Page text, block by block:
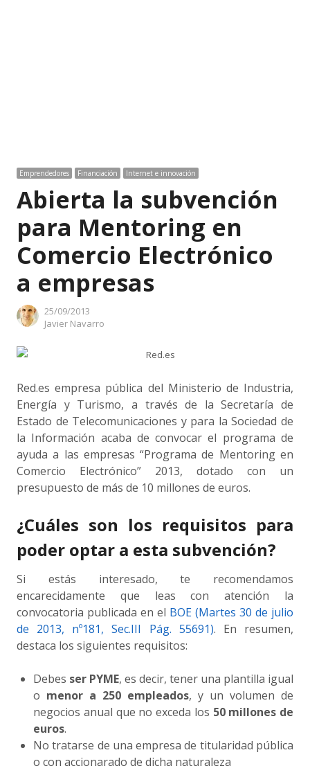
Emprendedores Financiación Internet e innovación
Abierta la subvención
para Mentoring en
Comercio Electrónico
a empresas
25/09/2013
Author
Javier Navarro
Red.es empresa pública del Ministerio de Industria,
Energía y Turismo, a través de la Secretaría de
Estado de Telecomunicaciones y para la Sociedad de
la Información acaba de convocar el programa de
ayuda a las empresas “Programa de Mentoring en
Comercio Electrónico” 2013, dotado con un
presupuesto de más de 10 millones de euros.
¿Cuáles son los requisitos para
poder optar a esta subvención?
Si estás interesado, te recomendamos
encarecidamente que leas con atención la
convocatoria publicada en el BOE (Martes 30 de julio
de 2013, nº181, Sec.III Pág. 55691). En resumen,
destaca los siguientes requisitos:
Debes ser PYME, es decir, tener una plantilla igual
o menor a 250 empleados, y un volumen de
negocios anual que no exceda los 50 millones de
euros.
No tratarse de una empresa de titularidad pública
o con accionarado de dicha naturaleza